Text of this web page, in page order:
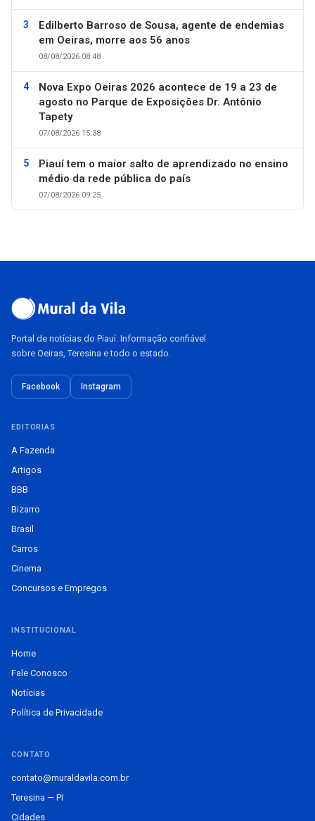
Edilberto Barroso de Sousa, agente de endemias
em Oeiras, morre aos 56 anos
08/08/2026 08:48
Nova Expo Oeiras 2026 acontece de 19 a 23 de
agosto no Parque de Exposições Dr. Antônio
Tapety
07/08/2026 15:38
Piauí tem o maior salto de aprendizado no ensino
médio da rede pública do país
07/08/2026 09:25
Portal de notícias do Piauí. Informação confiável
sobre Oeiras, Teresina e todo o estado.
Facebook Instagram
EDITORIAS
A Fazenda
Artigos
BBB
Bizarro
Brasil
Carros
Cinema
Concursos e Empregos
INSTITUCIONAL
Home
Fale Conosco
Notícias
Política de Privacidade
CONTATO
contato@muraldavila.com.br
Teresina — PI
Cidades